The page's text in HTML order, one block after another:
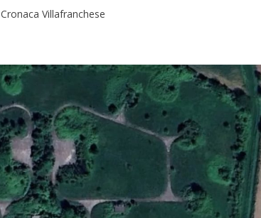
Cronaca Villafranchese